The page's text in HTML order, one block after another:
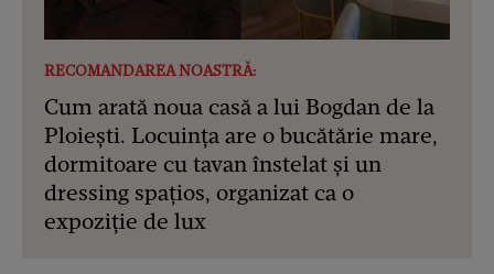
RECOMANDAREA NOASTRĂ:
Cum arată noua casă a lui Bogdan de la
Ploiești. Locuința are o bucătărie mare,
dormitoare cu tavan înstelat și un
dressing spațios, organizat ca o
expoziție de lux